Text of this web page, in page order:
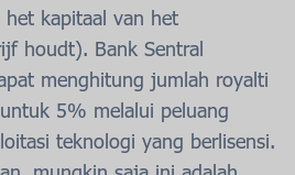
het kapitaal van het
houdt). Bank Sentral
menghitung jumlah royalti
5% melalui peluang
teknologi yang berlisensi.